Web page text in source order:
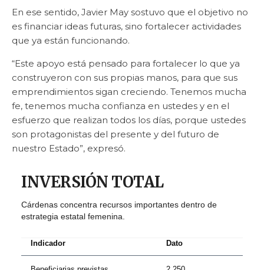
En ese sentido, Javier May sostuvo que el objetivo no
es financiar ideas futuras, sino fortalecer actividades
que ya están funcionando.
“Este apoyo está pensado para fortalecer lo que ya
construyeron con sus propias manos, para que sus
emprendimientos sigan creciendo. Tenemos mucha
fe, tenemos mucha confianza en ustedes y en el
esfuerzo que realizan todos los días, porque ustedes
son protagonistas del presente y del futuro de
nuestro Estado”, expresó.
INVERSIÓN TOTAL
Cárdenas concentra recursos importantes dentro de
estrategia estatal femenina.
Indicador Dato